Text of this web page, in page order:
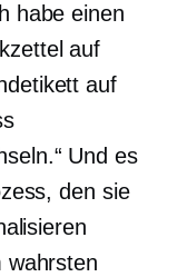
habe einen
auf
auf
Und es
den sie
wahrsten